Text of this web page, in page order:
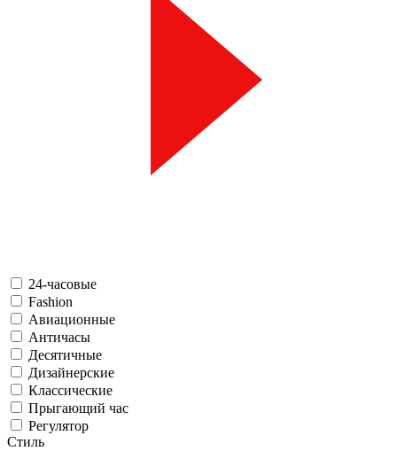
24-часовые
Fashion
Авиационные
Античасы
Десятичные
Дизайнерские
Классические
Прыгающий час
Регулятор
Стиль